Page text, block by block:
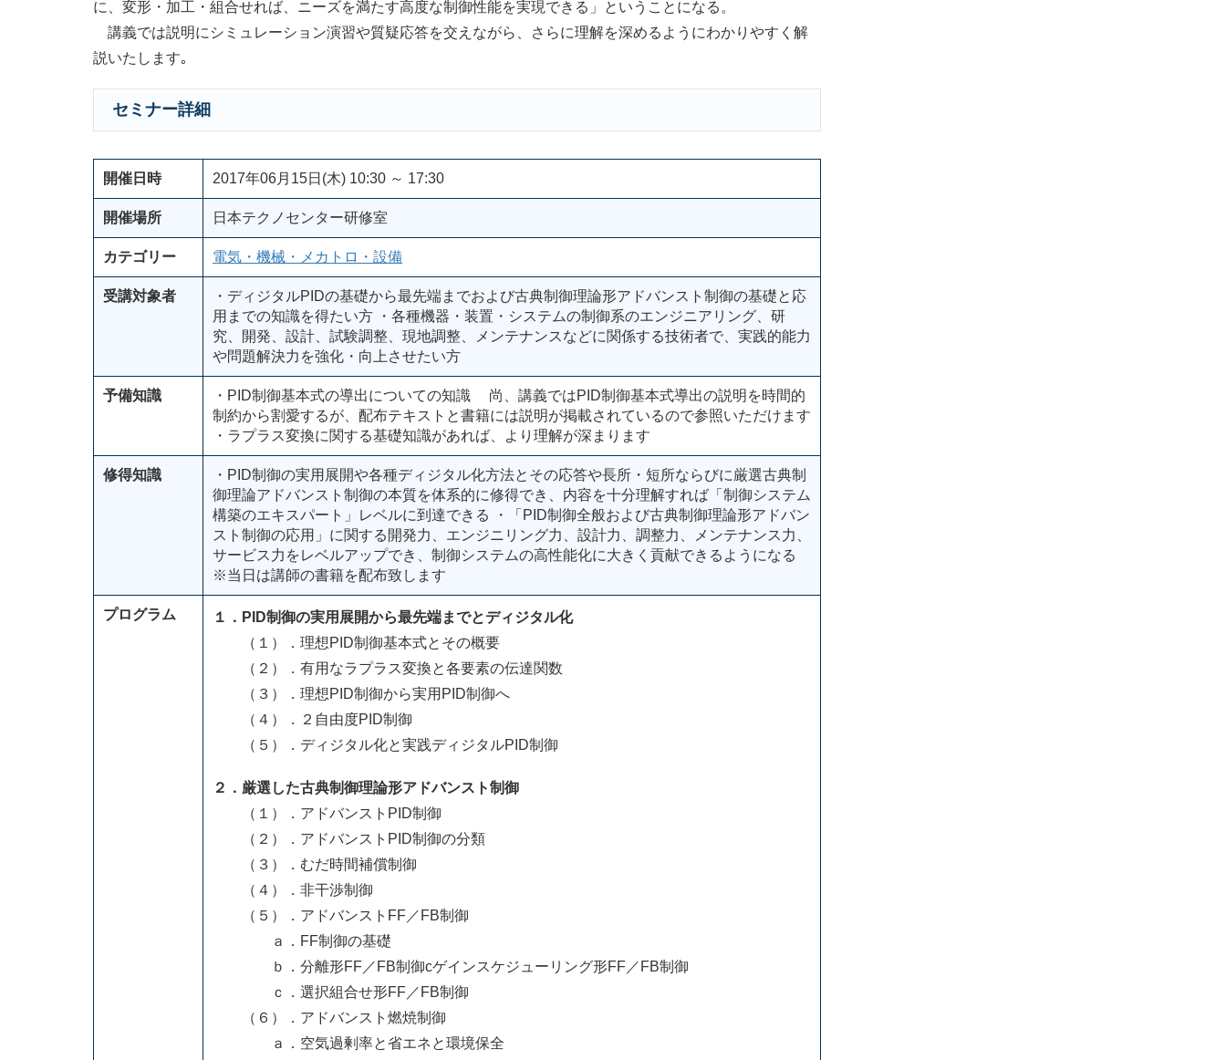
に、変形・加工・組合せれば、ニーズを満たす高度な制御性能を実現できる」ということになる。
講義では説明にシミュレーション演習や質疑応答を交えながら、さらに理解を深めるようにわかりやすく解
説いたします｡
セミナー詳細
開催日時 2017年06月15日(木) 10:30 ～ 17:30
開催場所 日本テクノセンター研修室
カテゴリー 電気・機械・メカトロ・設備
受講対象者
・ディジタルPIDの基礎から最先端までおよび古典制御理論形アドバンスト制御の基礎と応
用までの知識を得たい方 ・各種機器・装置・システムの制御系のエンジニアリング、研
究、開発、設計、試験調整、現地調整、メンテナンスなどに関係する技術者で、実践的能力
や問題解決力を強化・向上させたい方
予備知識
・PID制御基本式の導出についての知識 尚、講義ではPID制御基本式導出の説明を時間的
制約から割愛するが、配布テキストと書籍には説明が掲載されているので参照いただけます
・ラプラス変換に関する基礎知識があれば、より理解が深まります
修得知識
・PID制御の実用展開や各種ディジタル化方法とその応答や長所・短所ならびに厳選古典制
御理論アドバンスト制御の本質を体系的に修得でき、内容を十分理解すれば「制御システム
構築のエキスパート」レベルに到達できる ・「PID制御全般および古典制御理論形アドバン
スト制御の応用」に関する開発力、エンジニリング力、設計力、調整力、メンテナンス力、
サービス力をレベルアップでき、制御システムの高性能化に大きく貢献できるようになる
※当日は講師の書籍を配布致します
プログラム
１．PID制御の実用展開から最先端までとディジタル化
（１）．理想PID制御基本式とその概要
（２）．有用なラプラス変換と各要素の伝達関数
（３）．理想PID制御から実用PID制御へ
（４）．２自由度PID制御
（５）．ディジタル化と実践ディジタルPID制御
２．厳選した古典制御理論形アドバンスト制御
（１）．アドバンストPID制御
（２）．アドバンストPID制御の分類
（３）．むだ時間補償制御
（４）．非干渉制御
（５）．アドバンストFF／FB制御
ａ．FF制御の基礎
ｂ．分離形FF／FB制御cゲインスケジューリング形FF／FB制御
ｃ．選択組合せ形FF／FB制御
（６）．アドバンスト燃焼制御
ａ．空気過剰率と省エネと環境保全